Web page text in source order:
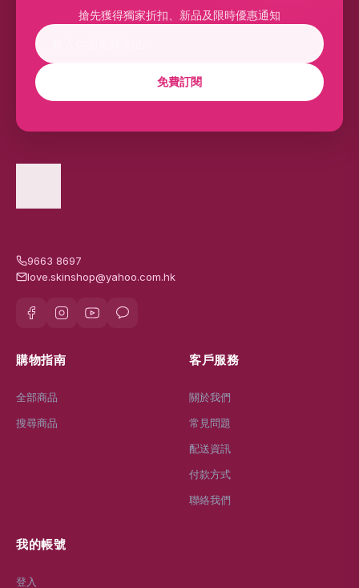
搶先獲得獨家折扣、新品及限時優惠通知
免費訂閱
9663 8697
love.skinshop@yahoo.com.hk
購物指南
全部商品
搜尋商品
客戶服務
關於我們
常見問題
配送資訊
付款方式
聯絡我們
我的帳號
登入